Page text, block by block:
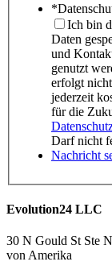
Ich bin
Daten
und
genutzt
erfolgt
jederzeit
für die
Darf nicht
Nachricht
Evolution24 LLC
30 N Gould St Ste
von Amerika